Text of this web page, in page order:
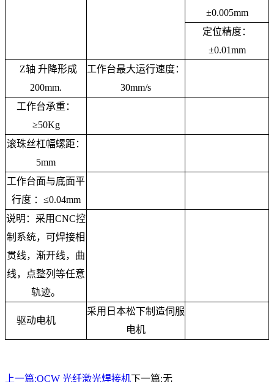
±0.005mm
定位精度：
±0.01mm
Z轴 升降形成
200mm.
工作台最大运行速度：
30mm/s
工作台承重：
≥50Kg
滚珠丝杠幅螺距：
5mm
工作台面与底面平
行度 ：≤0.04mm
说明：采用CNC控
制系统，可焊接相
贯线，渐开线，曲
线，点整列等任意
轨迹。
驱动电机
采用日本松下制造伺服
电机
上一篇:QCW 光纤激光焊接机下一篇:无